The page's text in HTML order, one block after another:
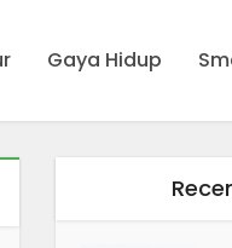
Gaya Hidup